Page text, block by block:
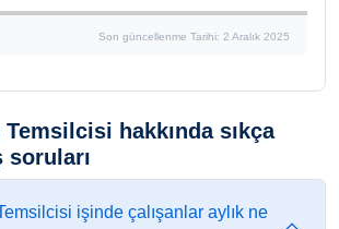
Son güncellenme Tarihi: 2 Aralık 2025
Temsilcisi hakkında sıkça
soruları
işinde çalışanlar aylık ne